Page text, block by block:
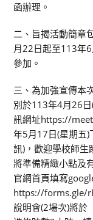
函辦理。
二、旨揭活動簡章
月22日起至113年
參加。
三、為加強宣傳本
別於113年4月26
訊網址https://
年5月17日(星期五
訊)，歡迎學校師
將準備精緻小點及
官網首頁填寫
https://forms.gle/
說明會(2場次)將於